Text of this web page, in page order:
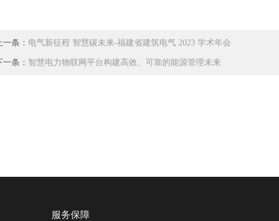
一条： 电气新征程 智慧碳未来-福建省建筑电气 2023 学术年会
一条： 智慧电力物联网平台构建高效、可靠的能源管理未来
服务保障